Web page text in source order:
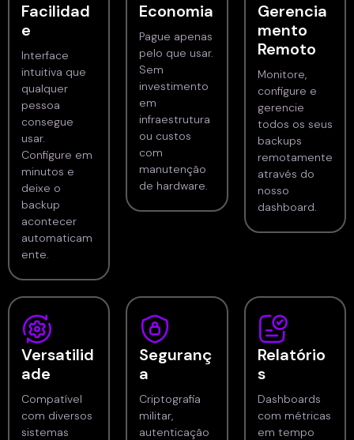
Facilidad
e
Interface
intuitiva que
qualquer
pessoa
consegue
usar.
Configure em
minutos e
deixe o
backup
acontecer
automaticam
ente.
Economia
Pague apenas
pelo que usar.
Sem
investimento
em
infraestrutura
ou custos
com
manutenção
de hardware.
Gerencia
mento
Remoto
Monitore,
configure e
gerencie
todos os seus
backups
remotamente
através do
nosso
dashboard.
Versatilid
ade
Compatível
com diversos
sistemas
Seguranç
a
Criptografia
militar,
autenticação
Relatório
s
Dashboards
com métricas
em tempo